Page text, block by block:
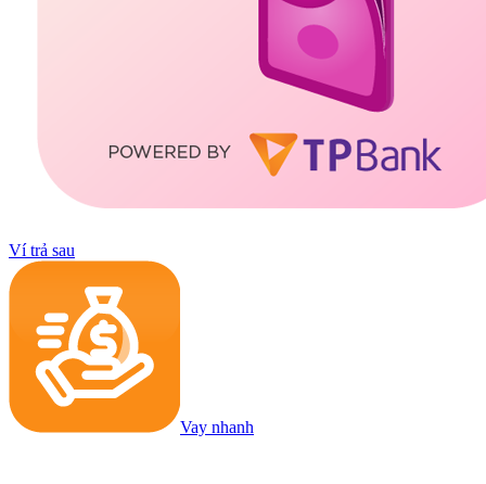
Ví trả sau
Vay nhanh